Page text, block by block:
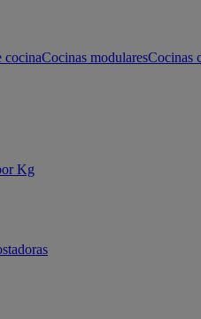
cocinaCocinas modularesCocinas
Kg